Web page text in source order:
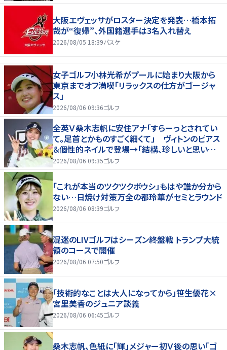
大阪エヴェッサがロスター決定を発表…橋本拓
哉が“復帰”、外国籍選手は3名入れ替え
2026/08/05 18:39バスケ
女子ゴルフ小林光希がプールに始まり大阪から
東京までオフ満喫「リラックスの仕方がゴージャ
ス」
2026/08/06 09:36ゴルフ
全英Ｖ桑木志帆に安住アナ「すらーっとされてい
て。足首とかものすごく細くて」 ヴィトンのピアス
＆個性的ネイルで登場→「結構、珍しいと思いま
す」
2026/08/06 09:35ゴルフ
「これが本当のツクツクボウシ」もはや誰か分から
ない…日焼け対策万全の都玲華がセミとラウンド
2026/08/06 08:39ゴルフ
混迷のLIVゴルフはシーズン終盤戦 トランプ大統
領のコースで開催
2026/08/06 07:50ゴルフ
「技術的なことは大人になってから」笹生優花×
宮里美香のジュニア談義
2026/08/06 06:45ゴルフ
桑木志帆、色紙に「輝」メジャー初Ｖ後の思い「ゴ